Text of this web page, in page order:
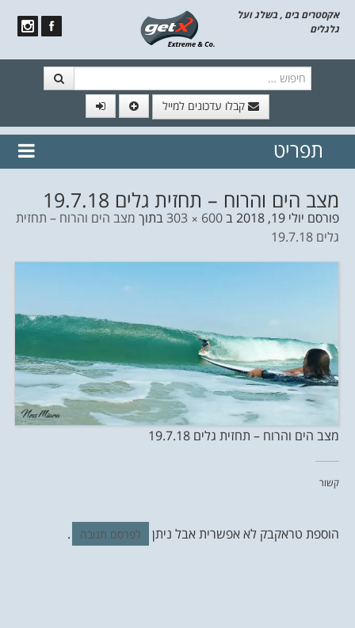
אקסטרים בים , בשלג ועל
גלגלים
קבלו עדכונים למייל
// הצטרף לרשימת תפוצה!
נשמח
תפריט
מצב הים והרוח – תחזית גלים 19.7.18
פורסם יולי 19, 2018 ב600 × 303 בתוך מצב הים והרוח – תחזית
גלים 19.7.18
מצב הים והרוח – תחזית גלים 19.7.18
קשור
הוספת טראקבק לא אפשרית אבל ניתן לפרסם תגובה .